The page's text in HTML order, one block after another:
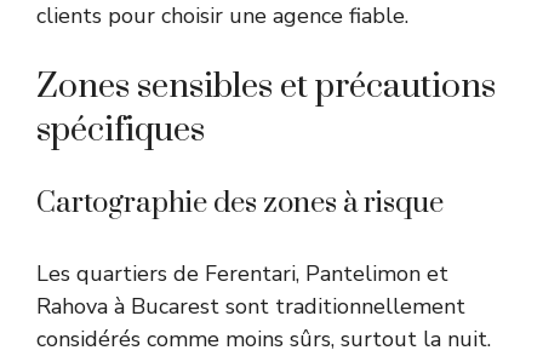
clients pour choisir une agence fiable.
Zones sensibles et précautions
spécifiques
Cartographie des zones à risque
Les quartiers de Ferentari, Pantelimon et
Rahova à Bucarest sont traditionnellement
considérés comme moins sûrs, surtout la nuit.